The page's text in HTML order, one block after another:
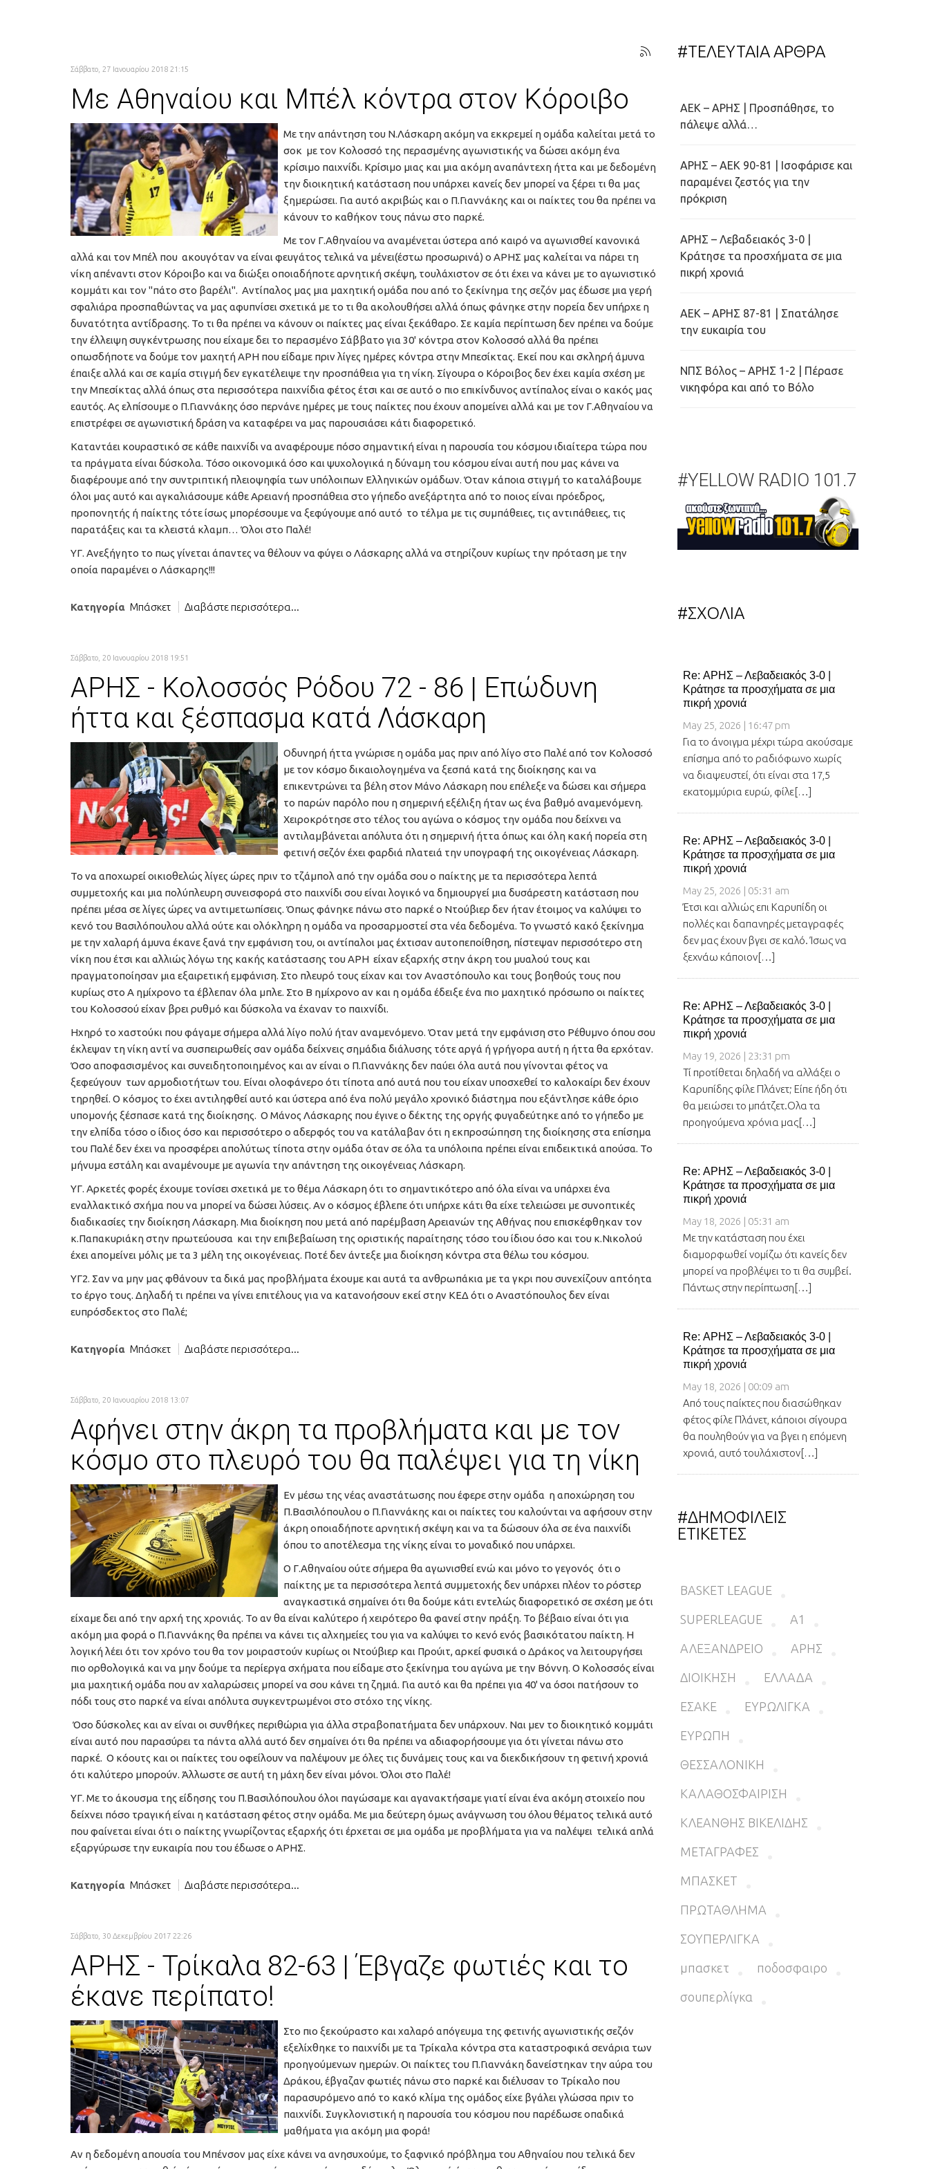
Σάββατο, 27 Ιανουαρίου 2018 21:15
Με Αθηναίου και Μπέλ κόντρα στον Κόροιβο
Με την απάντηση του Ν.Λάσκαρη ακόμη να εκκρεμεί η ομάδα καλείται μετά το
σοκ με τον Κολοσσό της περασμένης αγωνιστικής να δώσει ακόμη ένα
κρίσιμο παιχνίδι. Κρίσιμο μιας και μια ακόμη αναπάντεχη ήττα και με δεδομένη
την διοικητική κατάσταση που υπάρχει κανείς δεν μπορεί να ξέρει τι θα μας
ξημερώσει. Για αυτό ακριβώς και ο Π.Γιαννάκης και οι παίκτες του θα πρέπει να
κάνουν το καθήκον τους πάνω στο παρκέ.
Με τον Γ.Αθηναίου να αναμένεται ύστερα από καιρό να αγωνισθεί κανονικά
αλλά και τον Μπέλ που ακουγόταν να είναι φευγάτος τελικά να μένει(έστω προσωρινά) ο ΑΡΗΣ μας καλείται να πάρει τη
νίκη απέναντι στον Κόροιβο και να διώξει οποιαδήποτε αρνητική σκέψη, τουλάχιστον σε ότι έχει να κάνει με το αγωνιστικό
κομμάτι και τον "πάτο στο βαρέλι". Αντίπαλος μας μια μαχητική ομάδα που από το ξεκίνημα της σεζόν μας έδωσε μια γερή
σφαλιάρα προσπαθώντας να μας αφυπνίσει σχετικά με το τι θα ακολουθήσει αλλά όπως φάνηκε στην πορεία δεν υπήρχε η
δυνατότητα αντίδρασης. Το τι θα πρέπει να κάνουν οι παίκτες μας είναι ξεκάθαρο. Σε καμία περίπτωση δεν πρέπει να δούμε
την έλλειψη συγκέντρωσης που είχαμε δει το περασμένο Σάββατο για 30' κόντρα στον Κολοσσό αλλά θα πρέπει
οπωσδήποτε να δούμε τον μαχητή ΑΡΗ που είδαμε πριν λίγες ημέρες κόντρα στην Μπεσίκτας. Εκεί που και σκληρή άμυνα
έπαιξε αλλά και σε καμία στιγμή δεν εγκατέλειψε την προσπάθεια για τη νίκη. Σίγουρα ο Κόροιβος δεν έχει καμία σχέση με
την Μπεσίκτας αλλά όπως στα περισσότερα παιχνίδια φέτος έτσι και σε αυτό ο πιο επικίνδυνος αντίπαλος είναι ο κακός μας
εαυτός. Ας ελπίσουμε ο Π.Γιαννάκης όσο περνάνε ημέρες με τους παίκτες που έχουν απομείνει αλλά και με τον Γ.Αθηναίου να
επιστρέφει σε αγωνιστική δράση να καταφέρει να μας παρουσιάσει κάτι διαφορετικό.
Καταντάει κουραστικό σε κάθε παιχνίδι να αναφέρουμε πόσο σημαντική είναι η παρουσία του κόσμου ιδιαίτερα τώρα που
τα πράγματα είναι δύσκολα. Τόσο οικονομικά όσο και ψυχολογικά η δύναμη του κόσμου είναι αυτή που μας κάνει να
διαφέρουμε από την συντριπτική πλειοψηφία των υπόλοιπων Ελληνικών ομάδων. Όταν κάποια στιγμή το καταλάβουμε
όλοι μας αυτό και αγκαλιάσουμε κάθε Αρειανή προσπάθεια στο γήπεδο ανεξάρτητα από το ποιος είναι πρόεδρος,
προπονητής ή παίκτης τότε ίσως μπορέσουμε να ξεφύγουμε από αυτό το τέλμα με τις συμπάθειες, τις αντιπάθειες, τις
παρατάξεις και τα κλειστά κλαμπ… Όλοι στο Παλέ!
ΥΓ. Ανεξήγητο το πως γίνεται άπαντες να θέλουν να φύγει ο Λάσκαρης αλλά να στηρίζουν κυρίως την πρόταση με την
οποία παραμένει ο Λάσκαρης!!!
Κατηγορία Μπάσκετ Διαβάστε περισσότερα...
Σάββατο, 20 Ιανουαρίου 2018 19:51
ΑΡΗΣ - Κολοσσός Ρόδου 72 - 86 | Επώδυνη
ήττα και ξέσπασμα κατά Λάσκαρη
Οδυνηρή ήττα γνώρισε η ομάδα μας πριν από λίγο στο Παλέ από τον Κολοσσό
με τον κόσμο δικαιολογημένα να ξεσπά κατά της διοίκησης και να
επικεντρώνει τα βέλη στον Μάνο Λάσκαρη που επέλεξε να δώσει και σήμερα
το παρών παρόλο που η σημερινή εξέλιξη ήταν ως ένα βαθμό αναμενόμενη.
Χειροκρότησε στο τέλος του αγώνα ο κόσμος την ομάδα που δείχνει να
αντιλαμβάνεται απόλυτα ότι η σημερινή ήττα όπως και όλη κακή πορεία στη
φετινή σεζόν έχει φαρδιά πλατειά την υπογραφή της οικογένειας Λάσκαρη.
Το να αποχωρεί οικιοθελώς λίγες ώρες πριν το τζάμπολ από την ομάδα σου ο παίκτης με τα περισσότερα λεπτά
συμμετοχής και μια πολύπλευρη συνεισφορά στο παιχνίδι σου είναι λογικό να δημιουργεί μια δυσάρεστη κατάσταση που
πρέπει μέσα σε λίγες ώρες να αντιμετωπίσεις. Όπως φάνηκε πάνω στο παρκέ ο Ντούβιερ δεν ήταν έτοιμος να καλύψει το
κενό του Βασιλόπουλου αλλά ούτε και ολόκληρη η ομάδα να προσαρμοστεί στα νέα δεδομένα. Το γνωστό κακό ξεκίνημα
με την χαλαρή άμυνα έκανε ξανά την εμφάνιση του, οι αντίπαλοι μας έχτισαν αυτοπεποίθηση, πίστεψαν περισσότερο στη
νίκη που έτσι και αλλιώς λόγω της κακής κατάστασης του ΑΡΗ είχαν εξαρχής στην άκρη του μυαλού τους και
πραγματοποίησαν μια εξαιρετική εμφάνιση. Στο πλευρό τους είχαν και τον Αναστόπουλο και τους βοηθούς τους που
κυρίως στο Α ημίχρονο τα έβλεπαν όλα μπλε. Στο Β ημίχρονο αν και η ομάδα έδειξε ένα πιο μαχητικό πρόσωπο οι παίκτες
του Κολοσσού είχαν βρει ρυθμό και δύσκολα να έχαναν το παιχνίδι.
Ηχηρό το χαστούκι που φάγαμε σήμερα αλλά λίγο πολύ ήταν αναμενόμενο. Όταν μετά την εμφάνιση στο Ρέθυμνο όπου σου
έκλεψαν τη νίκη αντί να συσπειρωθείς σαν ομάδα δείχνεις σημάδια διάλυσης τότε αργά ή γρήγορα αυτή η ήττα θα ερχόταν.
Όσο αποφασισμένος και συνειδητοποιημένος και αν είναι ο Π.Γιαννάκης δεν παύει όλα αυτά που γίνονται φέτος να
ξεφεύγουν των αρμοδιοτήτων του. Είναι ολοφάνερο ότι τίποτα από αυτά που του είχαν υποσχεθεί το καλοκαίρι δεν έχουν
τηρηθεί. Ο κόσμος το έχει αντιληφθεί αυτό και ύστερα από ένα πολύ μεγάλο χρονικό διάστημα που εξάντλησε κάθε όριο
υπομονής ξέσπασε κατά της διοίκησης. Ο Μάνος Λάσκαρης που έγινε ο δέκτης της οργής φυγαδεύτηκε από το γήπεδο με
την ελπίδα τόσο ο ίδιος όσο και περισσότερο ο αδερφός του να κατάλαβαν ότι η εκπροσώπηση της διοίκησης στα επίσημα
του Παλέ δεν έχει να προσφέρει απολύτως τίποτα στην ομάδα όταν σε όλα τα υπόλοιπα πρέπει είναι επιδεικτικά απούσα. Το
μήνυμα εστάλη και αναμένουμε με αγωνία την απάντηση της οικογένειας Λάσκαρη.
ΥΓ. Αρκετές φορές έχουμε τονίσει σχετικά με το θέμα Λάσκαρη ότι το σημαντικότερο από όλα είναι να υπάρχει ένα
εναλλακτικό σχήμα που να μπορεί να δώσει λύσεις. Αν ο κόσμος έβλεπε ότι υπήρχε κάτι θα είχε τελειώσει με συνοπτικές
διαδικασίες την διοίκηση Λάσκαρη. Μια διοίκηση που μετά από παρέμβαση Αρειανών της Αθήνας που επισκέφθηκαν τον
κ.Παπακυριάκη στην πρωτεύουσα και την επιβεβαίωση της οριστικής παραίτησης τόσο του ίδιου όσο και του κ.Νικολού
έχει απομείνει μόλις με τα 3 μέλη της οικογένειας. Ποτέ δεν άντεξε μια διοίκηση κόντρα στα θέλω του κόσμου.
ΥΓ2. Σαν να μην μας φθάνουν τα δικά μας προβλήματα έχουμε και αυτά τα ανθρωπάκια με τα γκρι που συνεχίζουν απτόητα
το έργο τους. Δηλαδή τι πρέπει να γίνει επιτέλους για να κατανοήσουν εκεί στην ΚΕΔ ότι ο Αναστόπουλος δεν είναι
ευπρόσδεκτος στο Παλέ;
Κατηγορία Μπάσκετ Διαβάστε περισσότερα...
Σάββατο, 20 Ιανουαρίου 2018 13:07
Αφήνει στην άκρη τα προβλήματα και με τον
κόσμο στο πλευρό του θα παλέψει για τη νίκη
Εν μέσω της νέας αναστάτωσης που έφερε στην ομάδα η αποχώρηση του
Π.Βασιλόπουλου ο Π.Γιαννάκης και οι παίκτες του καλούνται να αφήσουν στην
άκρη οποιαδήποτε αρνητική σκέψη και να τα δώσουν όλα σε ένα παιχνίδι
όπου το αποτέλεσμα της νίκης είναι το μοναδικό που υπάρχει.
Ο Γ.Αθηναίου ούτε σήμερα θα αγωνισθεί ενώ και μόνο το γεγονός ότι ο
παίκτης με τα περισσότερα λεπτά συμμετοχής δεν υπάρχει πλέον το ρόστερ
αναγκαστικά σημαίνει ότι θα δούμε κάτι εντελώς διαφορετικό σε σχέση με ότι
είχαμε δει από την αρχή της χρονιάς. Το αν θα είναι καλύτερο ή χειρότερο θα φανεί στην πράξη. Το βέβαιο είναι ότι για
ακόμη μια φορά ο Π.Γιαννάκης θα πρέπει να κάνει τις αλχημείες του για να καλύψει το κενό ενός βασικότατου παίκτη. Η
λογική λέει ότι τον χρόνο του θα τον μοιραστούν κυρίως οι Ντούβιερ και Προύιτ, αρκεί φυσικά ο Δράκος να λειτουργήσει
πιο ορθολογικά και να μην δούμε τα περίεργα σχήματα που είδαμε στο ξεκίνημα του αγώνα με την Βόννη. Ο Κολοσσός είναι
μια μαχητική ομάδα που αν χαλαρώσεις μπορεί να σου κάνει τη ζημιά. Για αυτό και θα πρέπει για 40' να όσοι πατήσουν το
πόδι τους στο παρκέ να είναι απόλυτα συγκεντρωμένοι στο στόχο της νίκης.
Όσο δύσκολες και αν είναι οι συνθήκες περιθώρια για άλλα στραβοπατήματα δεν υπάρχουν. Ναι μεν το διοικητικό κομμάτι
είναι αυτό που παρασύρει τα πάντα αλλά αυτό δεν σημαίνει ότι θα πρέπει να αδιαφορήσουμε για ότι γίνεται πάνω στο
παρκέ. Ο κόουτς και οι παίκτες του οφείλουν να παλέψουν με όλες τις δυνάμεις τους και να διεκδικήσουν τη φετινή χρονιά
ότι καλύτερο μπορούν. Άλλωστε σε αυτή τη μάχη δεν είναι μόνοι. Όλοι στο Παλέ!
ΥΓ. Με το άκουσμα της είδησης του Π.Βασιλόπουλου όλοι παγώσαμε και αγανακτήσαμε γιατί είναι ένα ακόμη στοιχείο που
δείχνει πόσο τραγική είναι η κατάσταση φέτος στην ομάδα. Με μια δεύτερη όμως ανάγνωση του όλου θέματος τελικά αυτό
που φαίνεται είναι ότι ο παίκτης γνωρίζοντας εξαρχής ότι έρχεται σε μια ομάδα με προβλήματα για να παλέψει τελικά απλά
εξαργύρωσε την ευκαιρία που του έδωσε ο ΑΡΗΣ.
Κατηγορία Μπάσκετ Διαβάστε περισσότερα...
Σάββατο, 30 Δεκεμβρίου 2017 22:26
ΑΡΗΣ - Τρίκαλα 82-63 | Έβγαζε φωτιές και το
έκανε περίπατο!
Στο πιο ξεκούραστο και χαλαρό απόγευμα της φετινής αγωνιστικής σεζόν
εξελίχθηκε το παιχνίδι με τα Τρίκαλα κόντρα στα καταστροφικά σενάρια των
προηγούμενων ημερών. Οι παίκτες του Π.Γιαννάκη δανείστηκαν την αύρα του
Δράκου, έβγαζαν φωτιές πάνω στο παρκέ και διέλυσαν το Τρίκαλο που
παρασυρόμενο από το κακό κλίμα της ομάδος είχε βγάλει γλώσσα πριν το
παιχνίδι. Συγκλονιστική η παρουσία του κόσμου που παρέδωσε οπαδικά
μαθήματα για ακόμη μια φορά!
Αν η δεδομένη απουσία του Μπένσον μας είχε κάνει να ανησυχούμε, το ξαφνικό πρόβλημα του Αθηναίου που τελικά δεν
#ΤΕΛΕΥΤΑΙΑ ΑΡΘΡΑ
ΑΕΚ – ΑΡΗΣ | Προσπάθησε, το
πάλεψε αλλά…
ΑΡΗΣ – ΑΕΚ 90-81 | Ισοφάρισε και
παραμένει ζεστός για την
πρόκριση
ΑΡΗΣ – Λεβαδειακός 3-0 |
Κράτησε τα προσχήματα σε μια
πικρή χρονιά
ΑΕΚ – ΑΡΗΣ 87-81 | Σπατάλησε
την ευκαιρία του
ΝΠΣ Βόλος – ΑΡΗΣ 1-2 | Πέρασε
νικηφόρα και από το Βόλο
#YELLOW RADIO 101.7
#ΣΧΟΛΙΑ
Re: ΑΡΗΣ – Λεβαδειακός 3-0 |
Κράτησε τα προσχήματα σε μια
πικρή χρονιά
May 25, 2026 | 16:47 pm
Για το άνοιγμα μέχρι τώρα ακούσαμε
επίσημα από το ραδιόφωνο χωρίς
να διαψευστεί, ότι είναι στα 17,5
εκατομμύρια ευρώ, φίλε[…]
Re: ΑΡΗΣ – Λεβαδειακός 3-0 |
Κράτησε τα προσχήματα σε μια
πικρή χρονιά
May 25, 2026 | 05:31 am
Έτσι και αλλιώς επι Καρυπίδη οι
πολλές και δαπανηρές μεταγραφές
δεν μας έχουν βγει σε καλό. Ίσως να
ξεχνάω κάποιον[…]
Re: ΑΡΗΣ – Λεβαδειακός 3-0 |
Κράτησε τα προσχήματα σε μια
πικρή χρονιά
May 19, 2026 | 23:31 pm
Τί προτίθεται δηλαδή να αλλάξει ο
Καρυπίδης φίλε Πλάνετ; Είπε ήδη ότι
θα μειώσει το μπάτζετ.Ολα τα
προηγούμενα χρόνια μας[…]
Re: ΑΡΗΣ – Λεβαδειακός 3-0 |
Κράτησε τα προσχήματα σε μια
πικρή χρονιά
May 18, 2026 | 05:31 am
Με την κατάσταση που έχει
διαμορφωθεί νομίζω ότι κανείς δεν
μπορεί να προβλέψει το τι θα συμβεί.
Πάντως στην περίπτωση[…]
Re: ΑΡΗΣ – Λεβαδειακός 3-0 |
Κράτησε τα προσχήματα σε μια
πικρή χρονιά
May 18, 2026 | 00:09 am
Από τους παίκτες που διασώθηκαν
φέτος φίλε Πλάνετ, κάποιοι σίγουρα
θα πουληθούν για να βγει η επόμενη
χρονιά, αυτό τουλάχιστον[…]
#ΔΗΜΟΦΙΛΕΙΣ
ΕΤΙΚΕΤΕΣ
BASKET LEAGUE
SUPERLEAGUE Α1
ΑΛΕΞΑΝΔΡΕΙΟ ΑΡΗΣ
ΔΙΟΙΚΗΣΗ ΕΛΛΑΔΑ
ΕΣΑΚΕ ΕΥΡΩΛΙΓΚΑ
ΕΥΡΩΠΗ
ΘΕΣΣΑΛΟΝΙΚΗ
ΚΑΛΑΘΟΣΦΑΙΡΙΣΗ
ΚΛΕΑΝΘΗΣ ΒΙΚΕΛΙΔΗΣ
ΜΕΤΑΓΡΑΦΕΣ
ΜΠΑΣΚΕΤ
ΠΡΩΤΑΘΛΗΜΑ
ΣΟΥΠΕΡΛΙΓΚΑ
μπασκετ ποδοσφαιρο
σουπερλίγκα